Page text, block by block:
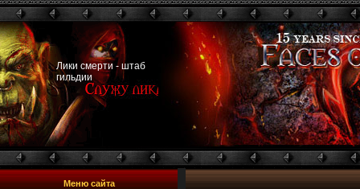
Лики смерти - штаб
гильдии
Меню сайта